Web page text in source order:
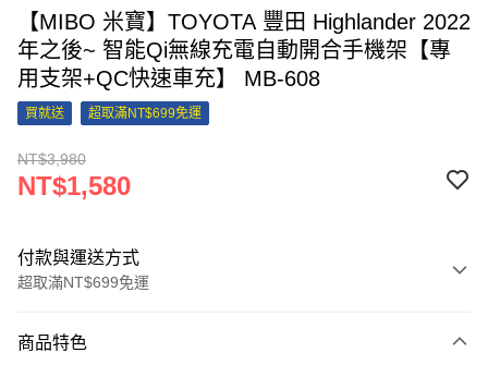
【MIBO 米寶】TOYOTA 豐田 Highlander 2022
年之後~ 智能Qi無線充電自動開合手機架【專
用支架+QC快速車充】 MB-608
買就送 超取滿NT$699免運
NT$3,980
NT$1,580
付款與運送方式
超取滿NT$699免運
信用卡一次付款
商品特色